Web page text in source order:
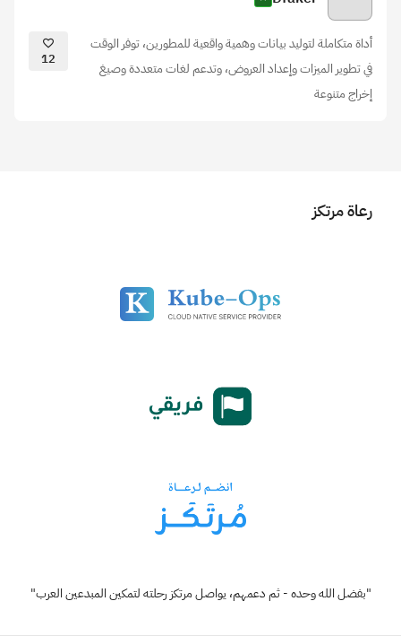
أداة متكاملة لتوليد بيانات وهمية واقعية للمطورين، توفر الوقت
في تطوير الميزات وإعداد العروض، وتدعم لغات متعددة وصيغ
إخراج متنوعة
12
رعاة مرتكز
"بفضل الله وحده - ثم دعمهم، يواصل مرتكز رحلته لتمكين المبدعين العرب"